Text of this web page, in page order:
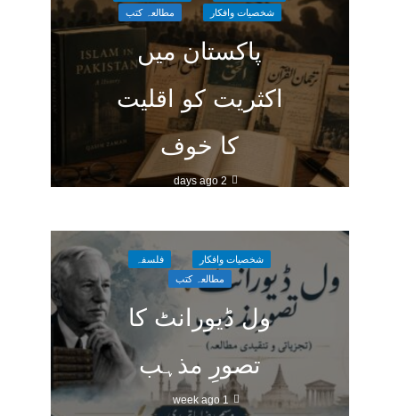
شخصیات وافکار
مطالعہ کتب
پاکستان میں
اکثریت کو اقلیت
کا خوف
2 days ago
شخصیات وافکار
فلسفہ
مطالعہ کتب
ول ڈیورانٹ کا
تصورِ مذہب
1 week ago